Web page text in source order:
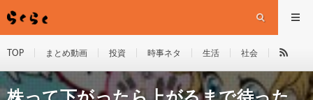
TOP まとめ動画 投資 時事ネタ 生活 社会